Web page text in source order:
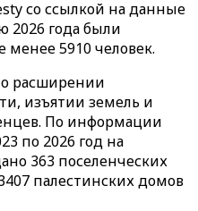
со ссылкой на данные
2026 года были
5910 человек.
о расширении
изъятии земель и
По информации
по 2026 год на
363 поселенческих
палестинских домов